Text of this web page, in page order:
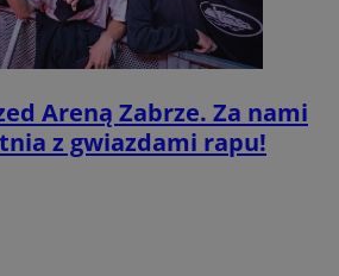
Areną Zabrze. Za nami
z gwiazdami rapu!